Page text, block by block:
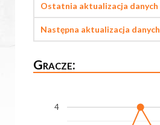
Ostatnia aktualizacja danych
Następna aktualizacja danych
Gracze:
4